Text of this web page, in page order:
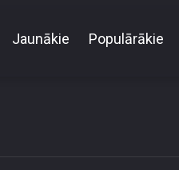
Jaunākie Populārākie